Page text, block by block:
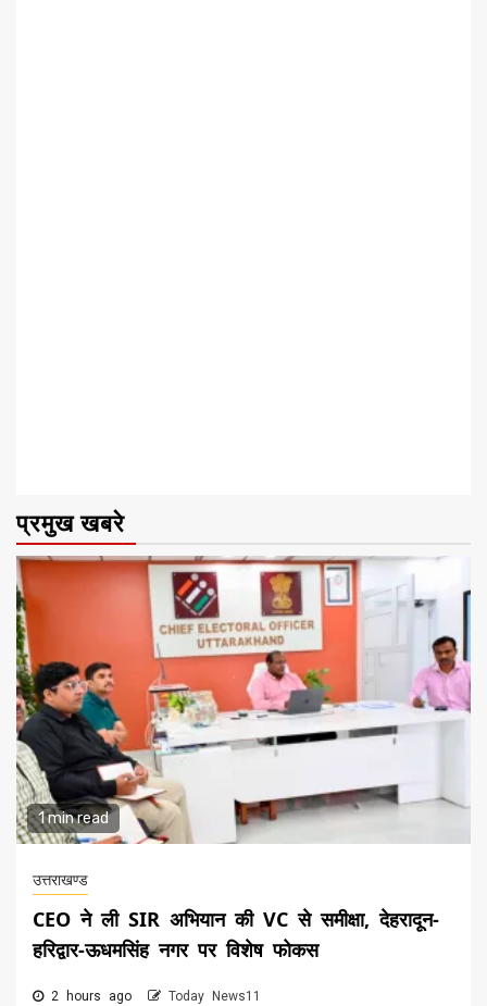
प्रमुख खबरे
1 min read
उत्तराखण्ड
CEO ने ली SIR अभियान की VC से समीक्षा, देहरादून-
हरिद्वार-ऊधमसिंह नगर पर विशेष फोकस
2 hours ago Today News11